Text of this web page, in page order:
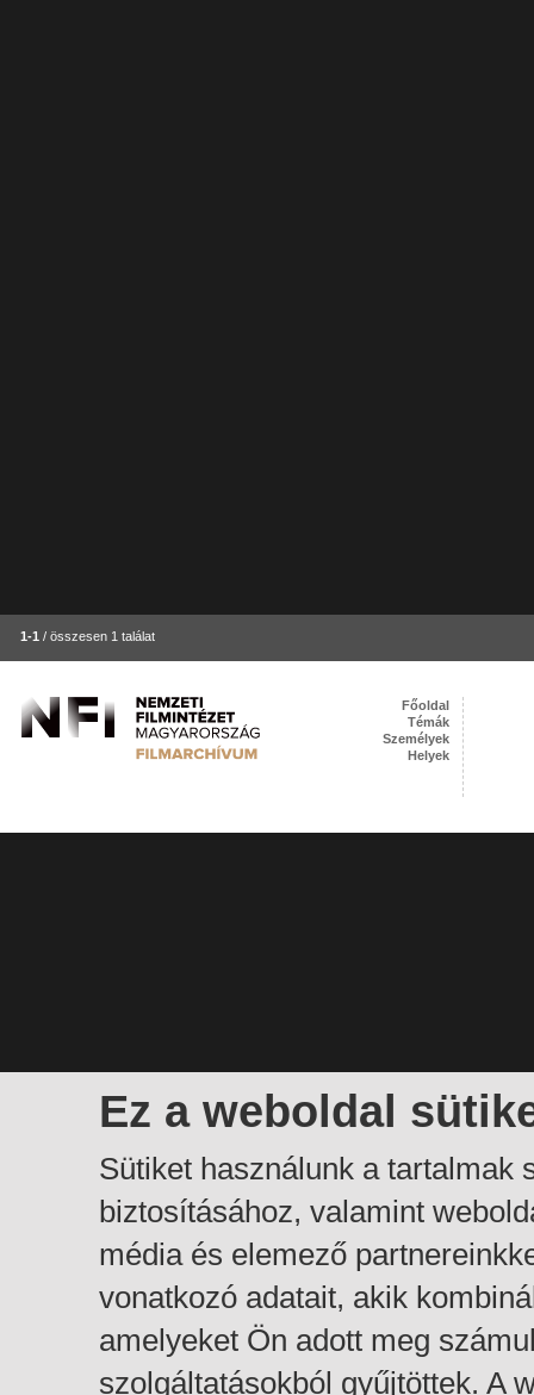
1-1 / összesen 1 találat
Ez a weboldal
Sütiket használunk a tartalmak
biztosításához, valamint
média és elemező
vonatkozó adatait, akik
amelyeket Ön adott meg
szolgáltatásokból gyűjtöttek. A
Főoldal
Témák
Személyek
Helyek